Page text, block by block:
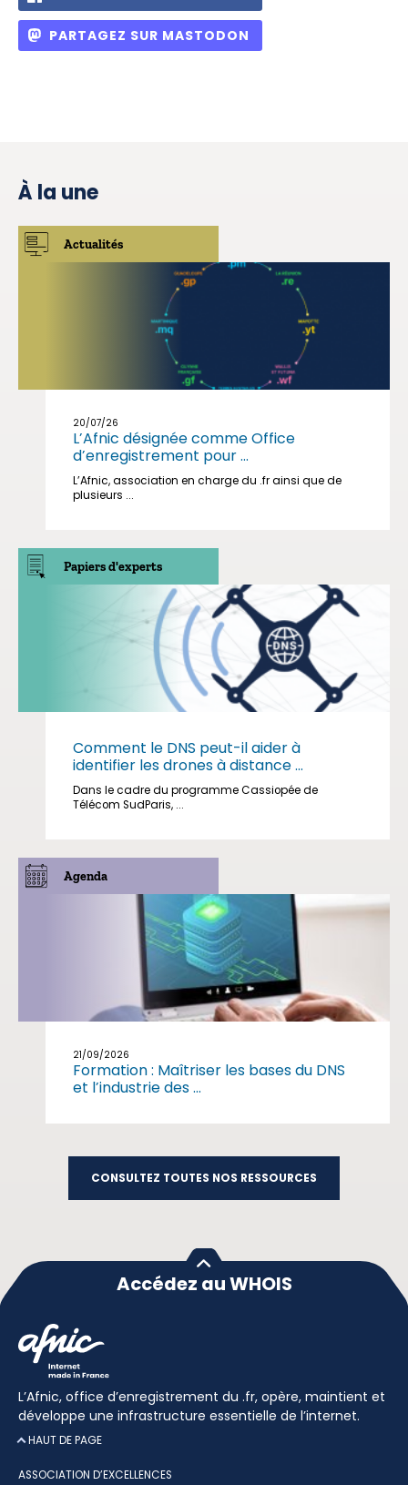
PARTAGEZ SUR MASTODON
À la une
Actualités
20/07/26
L’Afnic désignée comme Office
d’enregistrement pour ...
L’Afnic, association en charge du .fr ainsi que de
plusieurs ...
Papiers d'experts
Comment le DNS peut-il aider à
identifier les drones à distance ...
Dans le cadre du programme Cassiopée de
Télécom SudParis, ...
Agenda
21/09/2026
Formation : Maîtriser les bases du DNS
et l’industrie des ...
CONSULTEZ TOUTES NOS RESSOURCES
Accédez au WHOIS
L’Afnic, office d’enregistrement du .fr, opère, maintient et
développe une infrastructure essentielle de l’internet.
HAUT DE PAGE
ASSOCIATION D’EXCELLENCES